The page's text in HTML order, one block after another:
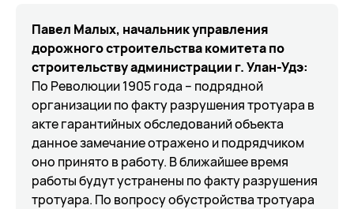
Павел Малых, начальник управления
дорожного строительства комитета по
строительству администрации г. Улан-Удэ:
По Революции 1905 года – подрядной
организации по факту разрушения тротуара в
акте гарантийных обследований объекта
данное замечание отражено и подрядчиком
оно принято в работу. В ближайшее время
работы будут устранены по факту разрушения
тротуара. По вопросу обустройства тротуара